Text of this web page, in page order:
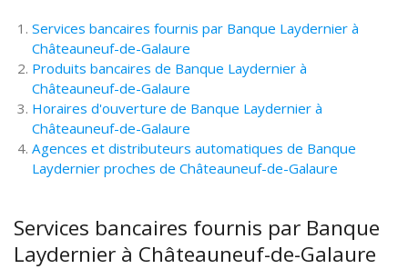
Services bancaires fournis par Banque Laydernier à
Châteauneuf-de-Galaure
Produits bancaires de Banque Laydernier à
Châteauneuf-de-Galaure
Horaires d'ouverture de Banque Laydernier à
Châteauneuf-de-Galaure
Agences et distributeurs automatiques de Banque
Laydernier proches de Châteauneuf-de-Galaure
Services bancaires fournis par Banque
Laydernier à Châteauneuf-de-Galaure